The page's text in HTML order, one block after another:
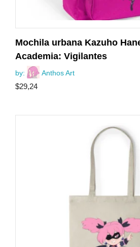
Mochila urbana Kazuho
Academia: Vigilantes
by: Anthos Art
$29,24